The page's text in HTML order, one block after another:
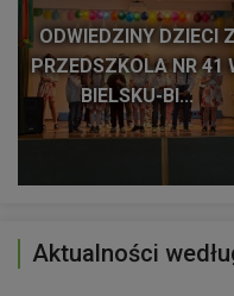
ODWIEDZINY DZIECI
PRZEDSZKOLA NR 41
BIELSKU-BI...
Aktualności